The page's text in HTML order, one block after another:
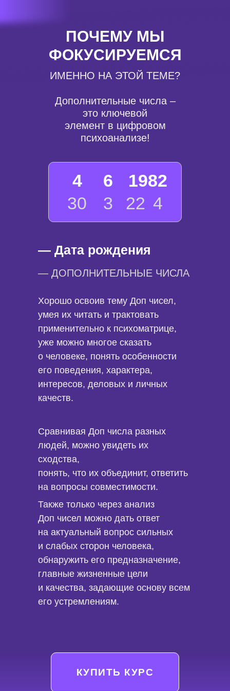
1982
3
6
4
4
30 22
Также только через анализ
Доп чисел можно дать ответ
на актуальный вопрос сильных
и слабых сторон человека,
обнаружить его предназначение,
главные жизненные цели
и качества, задающие основу всем
его устремлениям.
— ДОПОЛНИТЕЛЬНЫЕ ЧИСЛА
Хорошо освоив тему Доп чисел,
умея их читать и трактовать
применительно к психоматрице,
уже можно многое сказать
о человеке, понять особенности
его поведения, характера,
интересов, деловых и личных
качеств.
Сравнивая Доп числа разных
людей, можно увидеть их
сходства,
понять, что их объединит, ответить
на вопросы совместимости.
ПОЧЕМУ МЫ
ФОКУСИРУЕМСЯ
ИМЕННО НА ЭТОЙ ТЕМЕ?
— Дата рождения
Дополнительные числа –
это ключевой
элемент в цифровом
психоанализе!
КУПИТЬ КУРС
КАКИЕ РЕЗУЛЬТАТЫ МОЖНО
ПОЛУЧИТЬ ПОСЛЕ
ПРОХОЖДЕНИЯ КУРСА
Предельно глубоко изучите
феномен Доп чисел
Научитесь «читать» Доп числа,
понимать значение каждой
нетривиальные связи между
цифрами и разнообразие их
взаимовлияний;
Сможете более основательно, с
большим пониманием читать
графики, видеть связи матрицы,
человека и его эмоций,
разбираться в вопросах
созвучий дат и людей
Изучите значение всех
комбинаций доп чисел в основе
и целях, в том числе
однозначных, отрицательных
чисел и Допов с нулямии
разнообразие их
взаимовлияний;
Освоите новые методы анализа
взаимодействия цифр, которые
можно применять и к
психоматрицам